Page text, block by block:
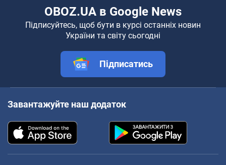
OBOZ.UA в Google News
Підписуйтесь, щоб бути в курсі останніх новин
України та світу сьогодні
Підписатись
Завантажуйте наш додаток